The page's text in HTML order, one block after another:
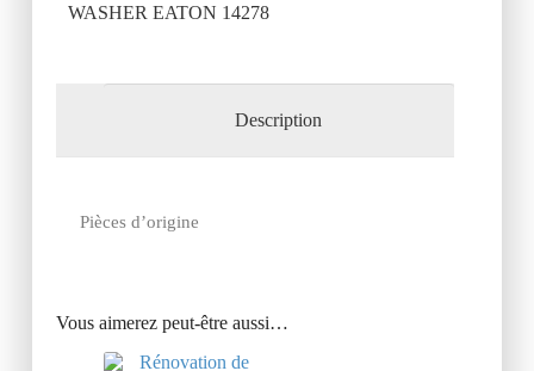
WASHER EATON 14278
Description
Pièces d’origine
Vous aimerez peut-être aussi…